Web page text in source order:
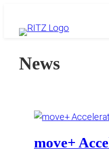
springen
News
move+